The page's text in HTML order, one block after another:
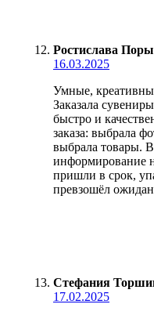
Ростислава
16.03.2025
Умные,
Заказала
быстро и
заказа: выбрала
выбрала товары.
информирование
пришли в срок,
превзошёл
Стефания
17.02.2025